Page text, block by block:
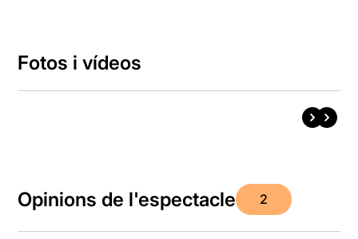
Fotos i vídeos
Opinions de l'espectacle 2